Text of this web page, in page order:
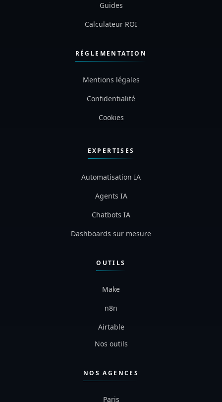
Guides
Calculateur ROI
RÉGLEMENTATION
Mentions légales
Confidentialité
Cookies
EXPERTISES
Automatisation IA
Agents IA
Chatbots IA
Dashboards sur mesure
OUTILS
Make
n8n
Airtable
Nos outils
NOS AGENCES
Paris